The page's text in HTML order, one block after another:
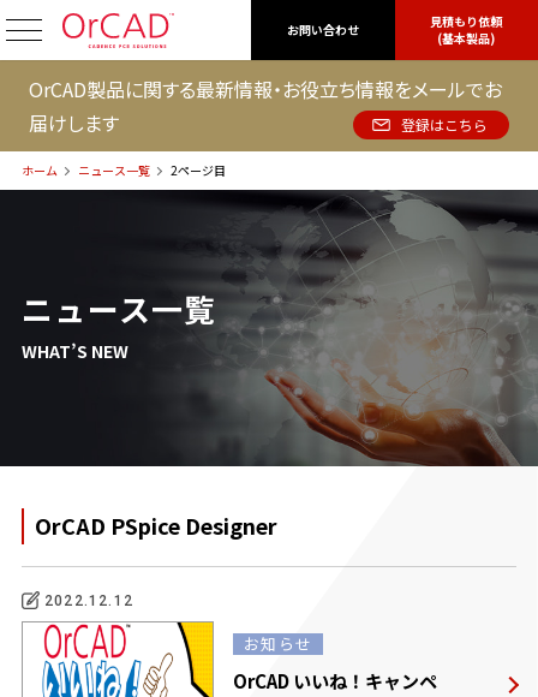
お問い合わせ
見積もり依頼
(基本製品)
OrCAD製品に関する最新情報・お役立ち情報をメールでお
届けします
登録はこちら
ホーム ニュース一覧 2ページ目
ニュース一覧
WHAT’S NEW
OrCAD PSpice Designer
2022.12.12
お知らせ
OrCAD いいね！キャンペ